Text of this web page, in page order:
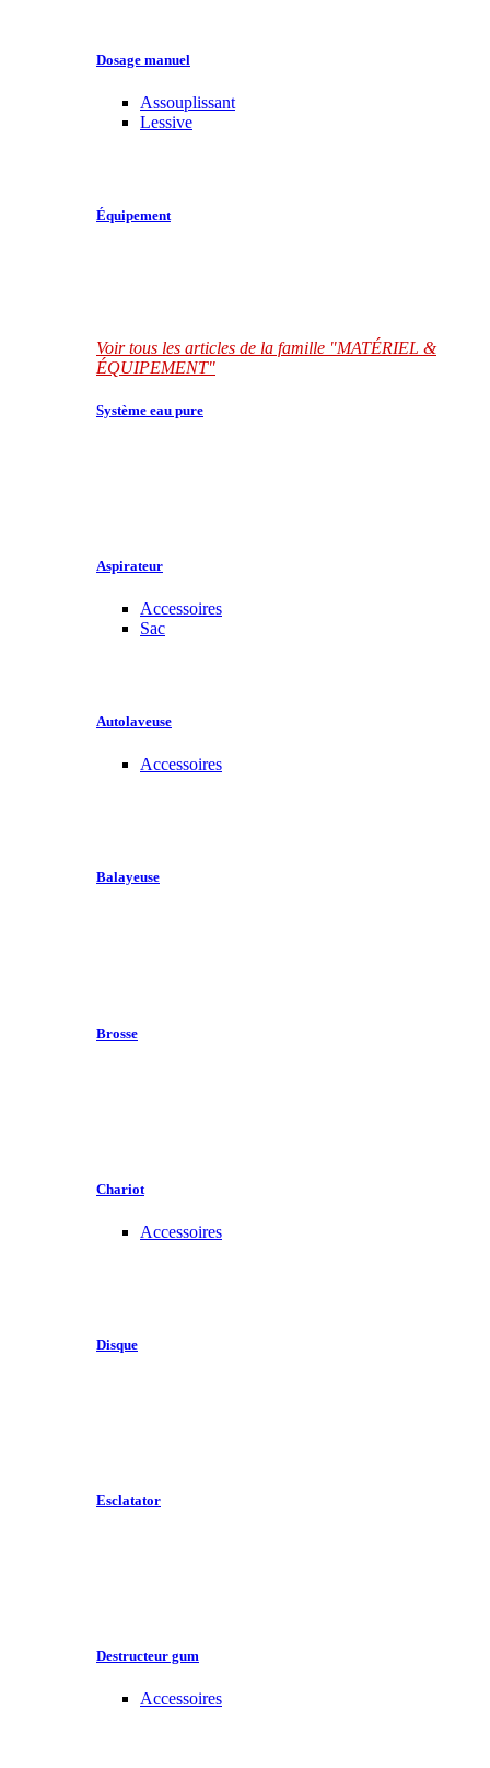
Dosage manuel
Assouplissant
Lessive
Équipement
Voir tous les articles de la famille "MATÉRIEL &
ÉQUIPEMENT"
Système eau pure
Aspirateur
Accessoires
Sac
Autolaveuse
Accessoires
Balayeuse
Brosse
Chariot
Accessoires
Disque
Esclatator
Destructeur gum
Accessoires